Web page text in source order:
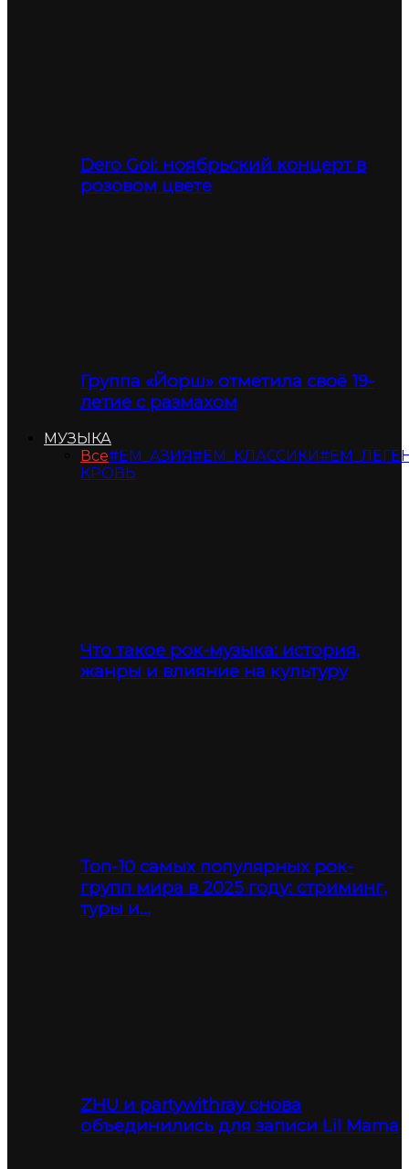
Dero Goi: ноябрьский концерт в
розовом цвете
Группа «Йорш» отметила своё 19-
летие с размахом
МУЗЫКА
Все#ЕМ_АЗИЯ#ЕМ_КЛАССИКИ
КРОВЬ
Что такое рок-музыка: история,
жанры и влияние на культуру
Топ-10 самых популярных рок-
групп мира в 2025 году: стриминг,
туры и…
ZHU и partywithray снова
объединились для записи Lil Mama